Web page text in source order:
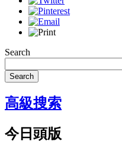
Search
Search
高級搜索
今日頭版